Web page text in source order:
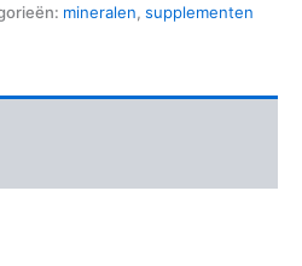
mineralen, supplementen